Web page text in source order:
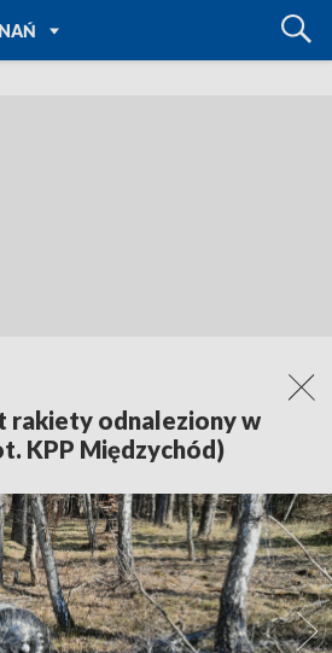
DO
REGIONY
rakiety odnaleziony w
KPP Międzychód)